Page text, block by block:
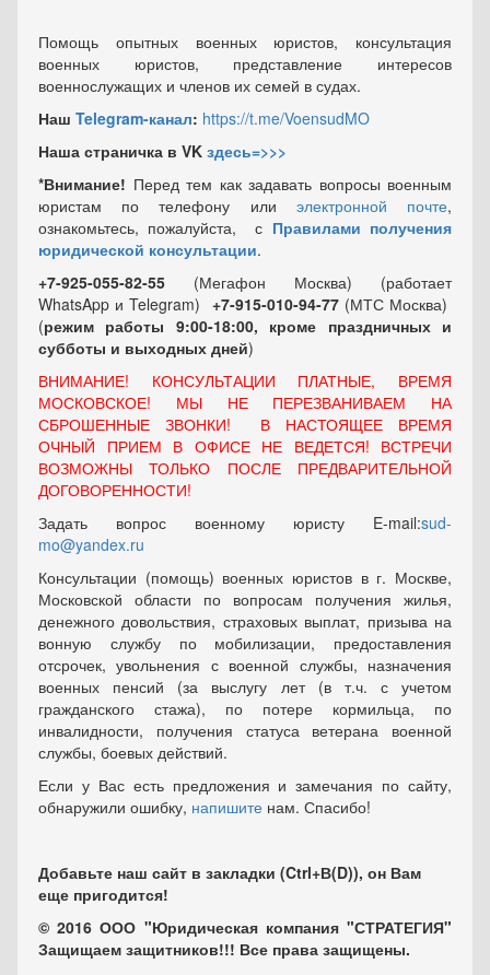
Помощь опытных военных юристов, консультация
военных юристов, представление интересов
военнослужащих и членов их семей в судах.
Наш Telegram-канал: https://t.me/VoensudMO
Наша страничка в VK здесь=>>>
*Внимание! Перед тем как задавать вопросы военным
юристам по телефону или электронной почте,
ознакомьтесь, пожалуйста, с Правилами получения
юридической консультации.
+7-925-055-82-55 (Мегафон Москва) (работает
WhatsApp и Telegram) +7-915-010-94-77 (МТС Москва)
(режим работы 9:00-18:00, кроме праздничных и
субботы и выходных дней)
ВНИМАНИЕ! КОНСУЛЬТАЦИИ ПЛАТНЫЕ, ВРЕМЯ
МОСКОВСКОЕ! МЫ НЕ ПЕРЕЗВАНИВАЕМ НА
СБРОШЕННЫЕ ЗВОНКИ! В НАСТОЯЩЕЕ ВРЕМЯ
ОЧНЫЙ ПРИЕМ В ОФИСЕ НЕ ВЕДЕТСЯ! ВСТРЕЧИ
ВОЗМОЖНЫ ТОЛЬКО ПОСЛЕ ПРЕДВАРИТЕЛЬНОЙ
ДОГОВОРЕННОСТИ!
Задать вопрос военному юристу E-mail:sud-
mo@yandex.ru
Консультации (помощь) военных юристов в г. Москве,
Московской области по вопросам получения жилья,
денежного довольствия, страховых выплат, призыва на
вонную службу по мобилизации, предоставления
отсрочек, увольнения с военной службы, назначения
военных пенсий (за выслугу лет (в т.ч. с учетом
гражданского стажа), по потере кормильца, по
инвалидности, получения статуса ветерана военной
службы, боевых действий.
Если у Вас есть предложения и замечания по сайту,
обнаружили ошибку, напишите нам. Спасибо!
Добавьте наш сайт в закладки (Ctrl+В(D)), он Вам
еще пригодится!
© 2016 ООО "Юридическая компания "СТРАТЕГИЯ"
Защищаем защитников!!! Все права защищены.